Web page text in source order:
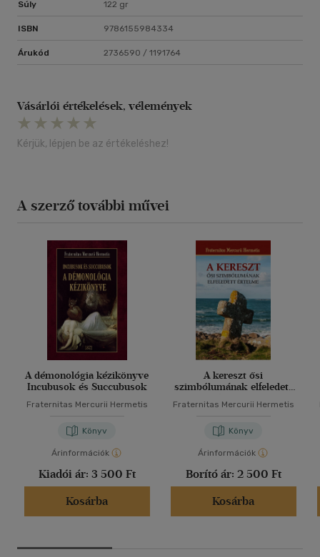
Súly 122 gr
ISBN 9786155984334
Árukód 2736590 / 1191764
Vásárlói értékelések, vélemények
Kérjük, lépjen be az értékeléshez!
A szerző további művei
A démonológia kézikönyve
Incubusok és Succubusok
Fraternitas Mercurii Hermetis
Könyv
Árinformációk
Kiadói ár: 3 500 Ft
Kosárba
A kereszt ősi
szimbólumának elfeledett
Fraternitas Mercurii Hermetis
Könyv
Árinformációk
Borító ár: 2 500 Ft
Kosárba